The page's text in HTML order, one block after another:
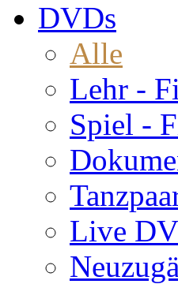
DVDs
Alle
Lehr -
Spiel -
Live